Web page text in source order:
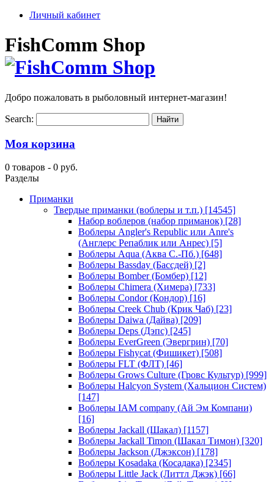
Личный кабинет
FishComm Shop
Добро пожаловать в рыболовный интернет-магазин!
Search:
Моя корзина
0 товаров - 0 руб.
Разделы
Приманки
Твердые приманки (воблеры и т.п.) [14545]
Набор воблеров (набор приманок) [28]
Воблеры Angler's Republic или Anre's
(Англерс Репаблик или Анрес) [5]
Воблеры Aqua (Аква С.-Пб.) [648]
Воблеры Bassday (Бассдей) [2]
Воблеры Bomber (Бомбер) [12]
Воблеры Chimera (Химера) [733]
Воблеры Condor (Кондор) [16]
Воблеры Creek Chub (Крик Чаб) [23]
Воблеры Daiwa (Дайва) [209]
Воблеры Deps (Дэпс) [245]
Воблеры EverGreen (Эвергрин) [70]
Воблеры Fishycat (Фишикет) [508]
Воблеры FLT (ФЛТ) [46]
Воблеры Grows Culture (Гровс Культур) [999]
Воблеры Halcyon System (Хальцион Систем)
[147]
Воблеры IAM company (Ай Эм Компани)
[16]
Воблеры Jackall (Шакал) [1157]
Воблеры Jackall Timon (Шакал Тимон) [320]
Воблеры Jackson (Джэксон) [178]
Воблеры Kosadaka (Косадака) [2345]
Воблеры Little Jack (Литтл Джэк) [66]